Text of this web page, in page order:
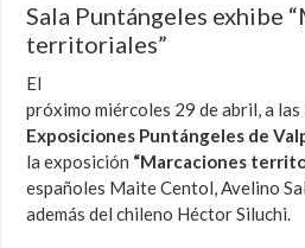
Sala Puntángeles exhibe
territoriales”
El
próximo miércoles 29 de abril, a
Exposiciones Puntángeles de
la exposición “Marcaciones
españoles Maite Centol, Avelino
además del chileno Héctor Siluchi.